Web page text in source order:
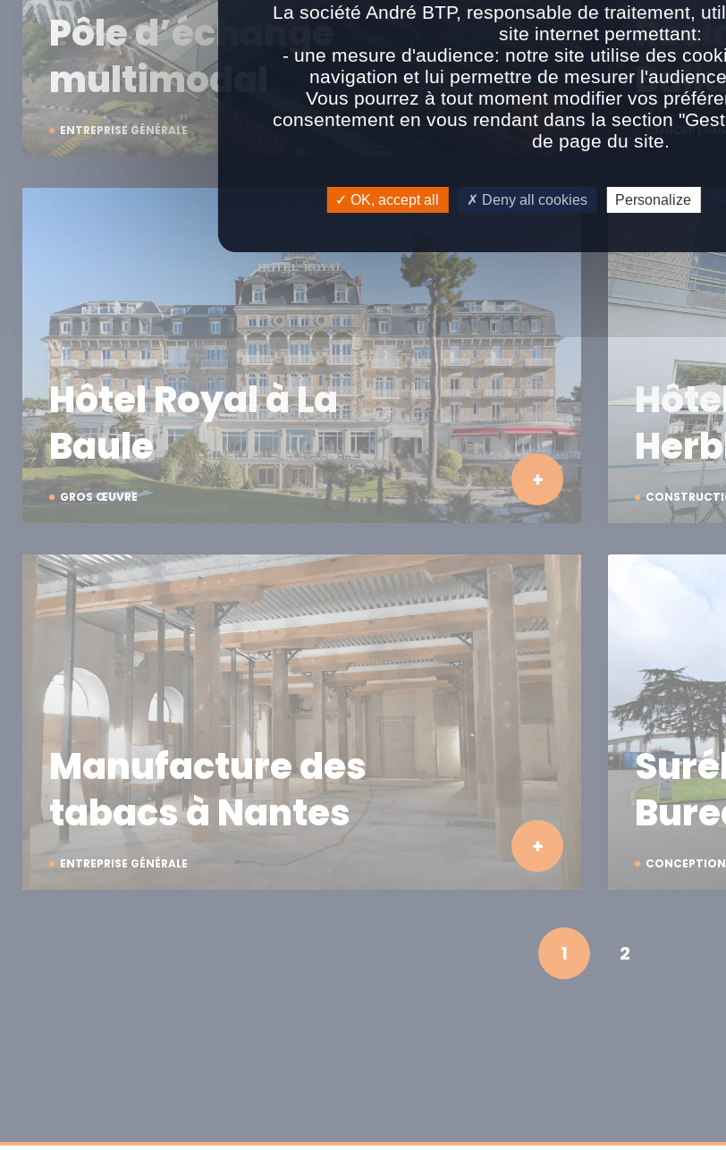
ENTREPRISE GÉNÉRALE
Pôle d’échange
multimodal
GROS ŒUVRE
Hôtel Royal à La
Baule
ENTREPRISE GÉNÉRALE
Manufacture des
tabacs à Nantes
1 2
La société André BTP, responsable de traitement,
site internet permettant:
- une mesure d'audience: notre site utilise des
navigation et lui permettre de mesurer
Vous pourrez à tout moment modifier vos
consentement en vous rendant dans la section
de page du site.
OK, accept all Deny all cookies Personalize